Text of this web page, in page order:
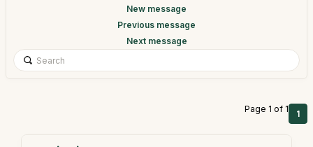
New message
Previous message
Next message
Page 1 of 1 1